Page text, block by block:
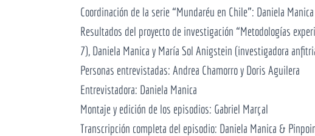
Coordinación de la serie “Mundaréu en Chile”: Daniela
Resultados del proyecto de investigación “Metodologías
7), Daniela Manica y María Sol Anigstein (investigadora
Personas entrevistadas: Andrea Chamorro y Doris Aguilera
Entrevistadora: Daniela Manica
Montaje y edición de los episodios: Gabriel Marçal
Transcripción completa del episodio: Daniela Manica &